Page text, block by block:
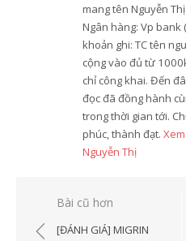
mang tên Nguyễn
Ngân hàng: Vp bank
khoản ghi: TC tên
cộng vào đủ từ
chỉ công khai. Đến
đọc đã đồng hành
trong thời gian tới.
phúc, thành đạt.
Nguyễn Thị
Điều
hướng
Bài cũ hơn
[ĐÁNH GIÁ] MIGRIN